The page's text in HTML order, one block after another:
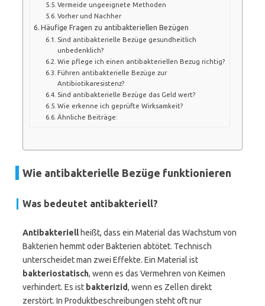
Vermeide ungeeignete Methoden
Vorher und Nachher
Häufige Fragen zu antibakteriellen Bezügen
Sind antibakterielle Bezüge gesundheitlich
unbedenklich?
Wie pflege ich einen antibakteriellen Bezug richtig?
Führen antibakterielle Bezüge zur
Antibiotikaresistenz?
Sind antibakterielle Bezüge das Geld wert?
Wie erkenne ich geprüfte Wirksamkeit?
Ähnliche Beiträge:
Wie antibakterielle Bezüge funktionieren
Was bedeutet antibakteriell?
Antibakteriellheißt, dass ein Material das Wachstum von
Bakterien hemmt oder Bakterien abtötet. Technisch
unterscheidet man zwei Effekte. Ein Material ist
bakteriostatisch, wenn es das Vermehren von Keimen
verhindert. Es ist bakterizid, wenn es Zellen direkt
zerstört. In Produktbeschreibungen steht oft nur